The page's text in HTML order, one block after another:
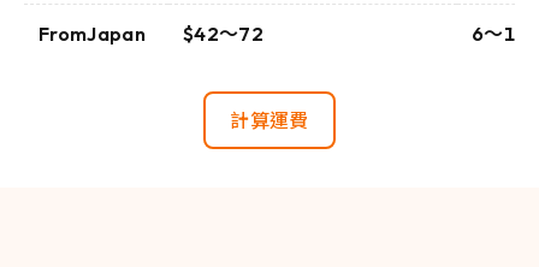
FromJapan $42～72 6～12
計算運費